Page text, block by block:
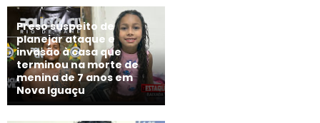
Preso suspeito de
planejar ataque e
invasão à casa que
terminou na morte de
menina de 7 anos em
Nova Iguaçu